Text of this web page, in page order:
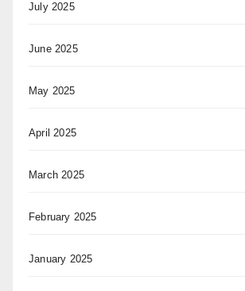
July 2025
June 2025
May 2025
April 2025
March 2025
February 2025
January 2025